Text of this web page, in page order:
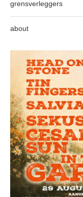
grensverleggers
about